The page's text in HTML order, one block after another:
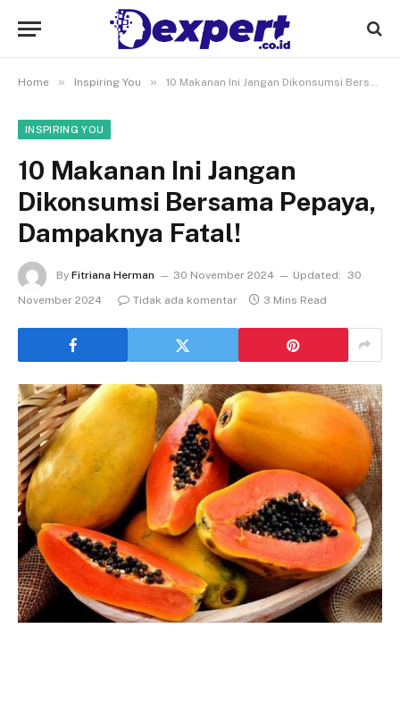
Home » Inspiring You » 10 Makanan Ini Jangan Dikonsumsi Bersama Pepaya, Dampaknya Fatal!
INSPIRING YOU
10 Makanan Ini Jangan
Dikonsumsi Bersama Pepaya,
Dampaknya Fatal!
By Fitriana Herman 30 November 2024 Updated:
30
November 2024
Tidak ada komentar 3 Mins Read